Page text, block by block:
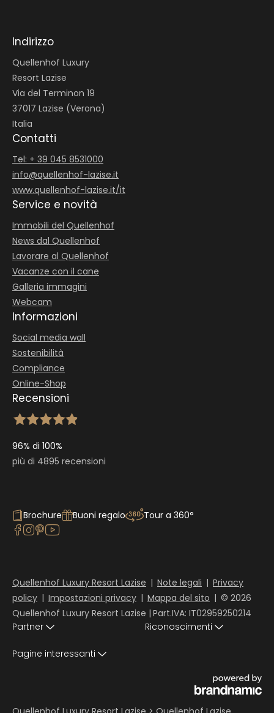
Indirizzo
Quellenhof Luxury
Resort Lazise
Via del Terminon 19
37017 Lazise (Verona)
Italia
Contatti
Tel: + 39 045 8531000
info@quellenhof-lazise.it
www.quellenhof-lazise.it/it
Service e novità
Immobili del Quellenhof
News dal Quellenhof
Lavorare al Quellenhof
Vacanze con il cane
Galleria immagini
Webcam
Informazioni
Social media wall
Sostenibilità
Compliance
Online-Shop
Recensioni
96% di 100%
più di 4895 recensioni
Brochure Buoni regalo Tour a 360°
Quellenhof Luxury Resort Lazise | Note legali | Privacy
policy | Impostazioni privacy | Mappa del sito | © 2026
Quellenhof Luxury Resort Lazise | Part.IVA: IT02959250214
Partner
Riconoscimenti
Pagine interessanti